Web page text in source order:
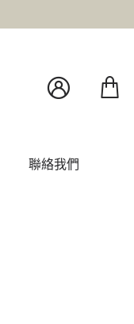
聯絡我們